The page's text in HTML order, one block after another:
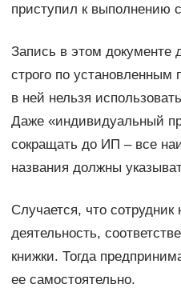
приступил к выполнению
Запись в этом документе
строго по установленным
в ней нельзя
Даже «индивидуальный
сокращать до ИП – все
названия должны
Случается, что
деятельность,
книжки. Тогда
ее самостоятельно.